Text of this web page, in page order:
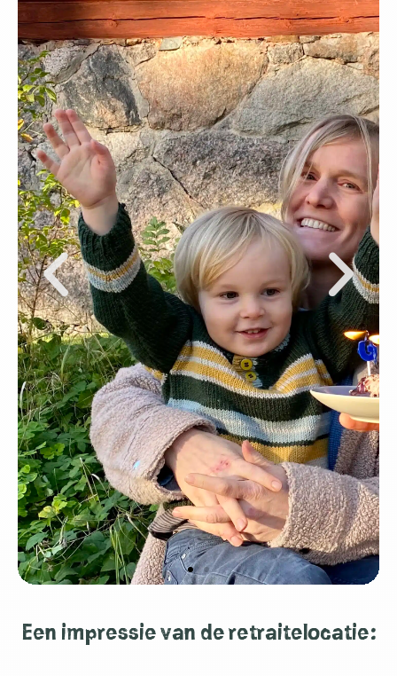
"Ik vind het ontzettend tof
om nu ook zo'n sacred space
voor moeders te faciliteren"
Moeder van zoon Fitz (bijna 2) en bonusdochter
Noï (15).
Met meer dan tien jaar ervaring in het begeleiden
van organisaties naar meer eigenaarschap en
samenwerking, combineer ik mijn expertise in
zelforganisatie met mijn persoonlijke ervaring als
moeder. Het moederschap heeft mij geleerd hoe
belangrijk het is om ruimte te maken voor reflectie
en balans, iets wat ik zowel thuis als in mijn werk
toepas. Als coöperatielid van Energized.org en The
Nature Collective begeleid ik teams en faciliteer ik
programma’s zoals de moedercirkel. Hierin geef ik
werkende moeders de ruimte om te groeien,
keuzes te maken vanuit rust en kracht, en bewuster
in het leven te staan. Mijn aanpak is praktisch,
persoonlijk en altijd gericht op wat écht werkt –
voor mensen én organisaties.
CHARLOTTE'S LINKEDIN
Een impressie van de retraitelocatie: